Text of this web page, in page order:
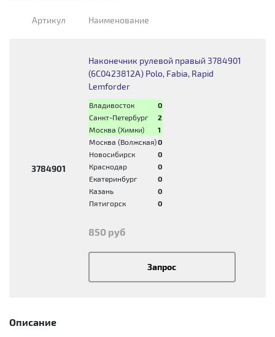
Артикул Наименование
3784901
Наконечник рулевой правый 3784901
(6C0423812A) Polo, Fabia, Rapid
Lemforder
Владивосток
0
Санкт-Петербург
2
Москва (Химки)
1
Москва (Волжская)0
Новосибирск
0
Краснодар
0
Екатеринбург
0
Казань
0
Пятигорск
0
850 руб
Запрос
Описание